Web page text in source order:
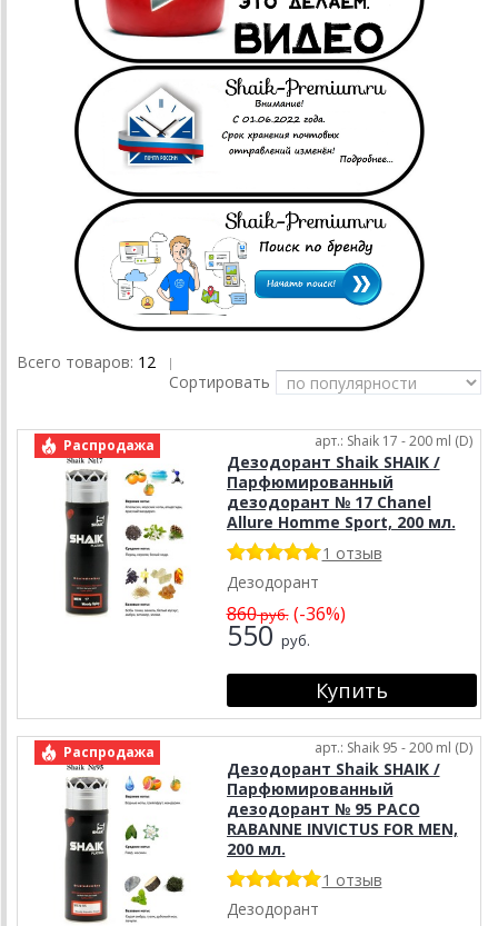
Всего товаров: 12 |
Сортировать
Распродажа арт.: Shaik 17 - 200 ml (D)
Дезодорант Shaik SHAIK /
Парфюмированный
дезодорант № 17 Chanel
Allure Homme Sport, 200 мл.
1 отзыв
Дезодорант
860руб.(-36%)
550 руб.
Распродажа арт.: Shaik 95 - 200 ml (D)
Дезодорант Shaik SHAIK /
Парфюмированный
дезодорант № 95 PACO
RABANNE INVICTUS FOR MEN,
200 мл.
1 отзыв
Дезодорант